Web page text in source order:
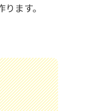
ます。